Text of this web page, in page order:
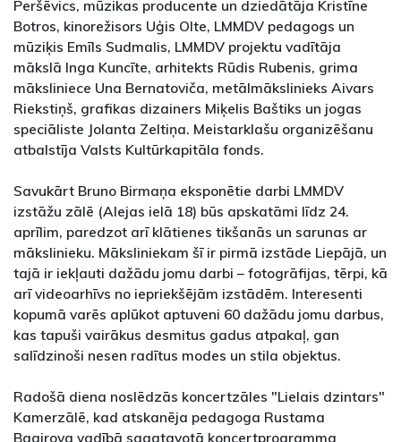
Peršēvics, mūzikas producente un dziedātāja Kristīne
Botros, kinorežisors Uģis Olte, LMMDV pedagogs un
mūziķis Emīls Sudmalis, LMMDV projektu vadītāja
mākslā Inga Kuncīte, arhitekts Rūdis Rubenis, grima
māksliniece Una Bernatoviča, metālmākslinieks Aivars
Riekstiņš, grafikas dizainers Miķelis Baštiks un jogas
speciāliste Jolanta Zeltiņa. Meistarklašu organizēšanu
atbalstīja Valsts Kultūrkapitāla fonds.
Savukārt Bruno Birmaņa eksponētie darbi LMMDV
izstāžu zālē (Alejas ielā 18) būs apskatāmi līdz 24.
aprīlim, paredzot arī klātienes tikšanās un sarunas ar
mākslinieku. Māksliniekam šī ir pirmā izstāde Liepājā, un
tajā ir iekļauti dažādu jomu darbi – fotogrāfijas, tērpi, kā
arī videoarhīvs no iepriekšējām izstādēm. Interesenti
kopumā varēs aplūkot aptuveni 60 dažādu jomu darbus,
kas tapuši vairākus desmitus gadus atpakaļ, gan
salīdzinoši nesen radītus modes un stila objektus.
Radošā diena noslēdzās koncertzāles "Lielais dzintars"
Kamerzālē, kad atskanēja pedagoga Rustama
Bagirova vadībā sagatavotā koncertprogramma